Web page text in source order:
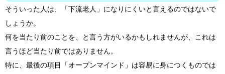
そういった人は、「下流老人」になりにくいと言えるのではないで
しょうか。
何を当たり前のことを、と言う方がいるかもしれませんが、これは
言うほど当たり前ではありません。
特に、最後の項目「オープンマインド」は容易に身につくものでは